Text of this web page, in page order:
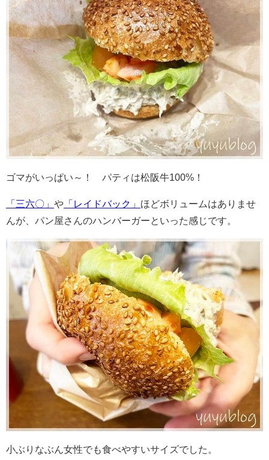
ゴマがいっぱい～！ パティは松阪牛100%！
「三六〇」 や 「レイドバック」 ほどボリュームはありませ
んが、パン屋さんのハンバーガーといった感じです。
小ぶりなぶん女性でも食べやすいサイズでした。